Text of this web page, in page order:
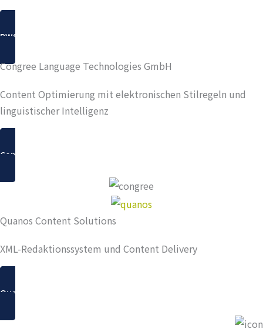
RWS
Congree Language Technologies GmbH
Content Optimierung mit elektronischen Stilregeln und
linguistischer Intelligenz
Congree
Quanos Content Solutions
XML-Redaktionssystem und Content Delivery
Quanos